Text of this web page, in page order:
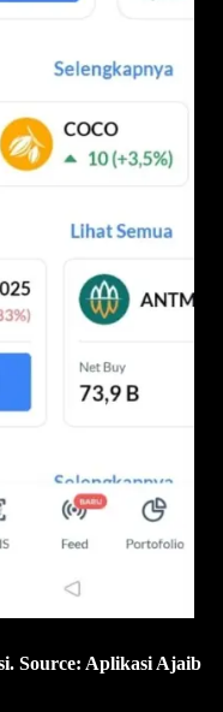
Source: Aplikasi Ajaib